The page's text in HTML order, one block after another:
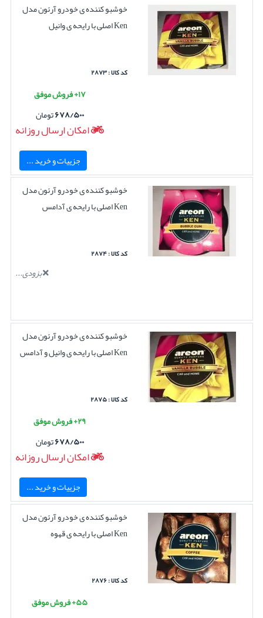
خوشبو کننده ی خودرو آرئون مدل
Ken اصلی با رایحه ی وانیل
کد کالا : ۲۸۷۳
۱۷+ فروش موفق
۶۷۸/۵۰۰تومان
امکان ارسال روزانه
جزییات و خرید ...
خوشبو کننده ی خودرو آرئون مدل
Ken اصلی با رایحه ی آدامس
کد کالا : ۲۸۷۴
بزودی...
خوشبو کننده ی خودرو آرئون مدل
Ken اصلی با رایحه ی وانیل و آدامس
کد کالا : ۲۸۷۵
۲۹+ فروش موفق
۶۷۸/۵۰۰تومان
امکان ارسال روزانه
جزییات و خرید ...
خوشبو کننده ی خودرو آرئون مدل
Ken اصلی با رایحه ی قهوه
کد کالا : ۲۸۷۶
۵۵+ فروش موفق